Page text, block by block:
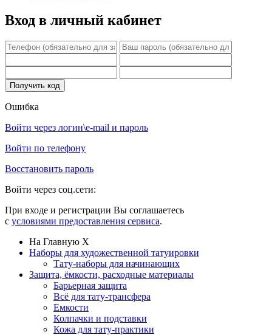
Вход в личный кабинет
Ошибка
Войти через логин\e-mail и пароль
Войти по телефону
Восстановить пароль
Войти через соц.сети:
При входе и регистрации Вы соглашаетесь
с условиями предоставления сервиса.
На Главную X
Наборы для художественной татуировки
Тату-наборы для начинающих
Защита, ёмкости, расходные материалы
Барьерная защита
Всё для тату-трансфера
Емкости
Колпачки и подставки
Кожа для тату-практики